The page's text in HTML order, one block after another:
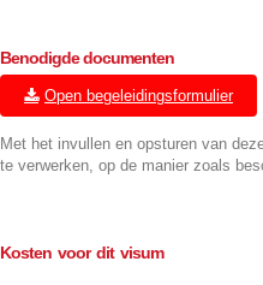
Benodigde documenten
Open begeleidingsformulier
Met het invullen en opsturen van
te verwerken, op de manier zoals
Kosten voor dit visum